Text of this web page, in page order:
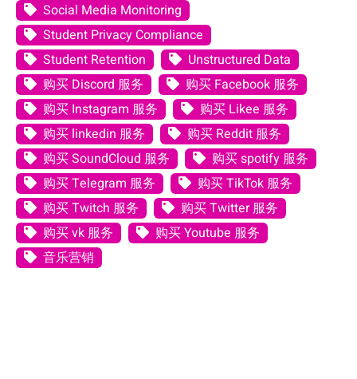
Social Media Monitoring
Student Privacy Compliance
Student Retention
Unstructured Data
购买 Discord 服务
购买 Facebook 服务
购买 Instagram 服务
购买 Likee 服务
购买 linkedin 服务
购买 Reddit 服务
购买 SoundCloud 服务
购买 spotify 服务
购买 Telegram 服务
购买 TikTok 服务
购买 Twitch 服务
购买 Twitter 服务
购买 vk 服务
购买 Youtube 服务
音乐营销